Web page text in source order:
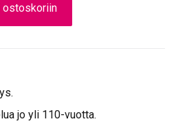
ostoskoriin
jo yli 110-vuotta.